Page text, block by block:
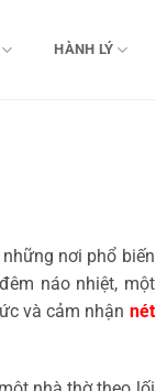
HÀNH LÝ
nơi phổ biến
náo nhiệt, một
và cảm nhận nét